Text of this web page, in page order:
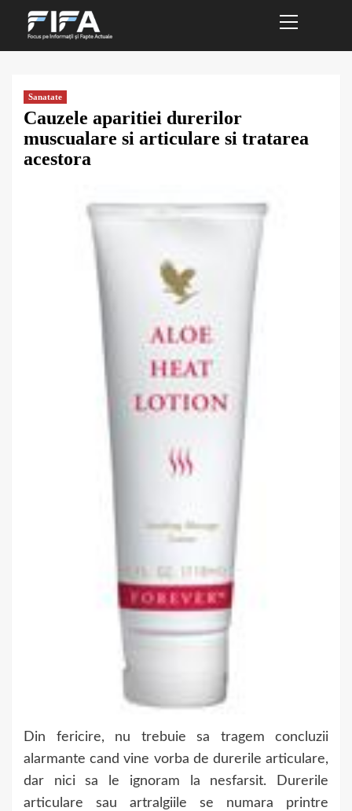
Menu
Sanatate
Cauzele aparitiei durerilor
muscualare si articulare si tratarea
acestora
Din fericire, nu trebuie sa tragem concluzii
alarmante cand vine vorba de durerile articulare,
dar nici sa le ignoram la nesfarsit. Durerile
articulare sau artralgiile se numara printre